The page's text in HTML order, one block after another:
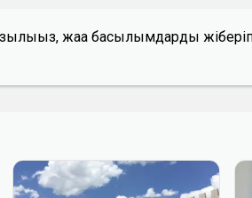
жаңа басылымдарды